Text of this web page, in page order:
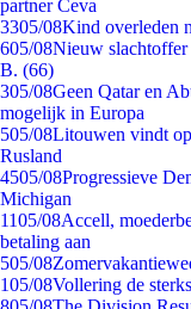
partner Ceva
3305/08Kind overleden
605/08Nieuw slachtoffer
B. (66)
305/08Geen Qatar en
mogelijk in Europa
505/08Litouwen vindt
Rusland
4505/08Progressieve
Michigan
1105/08Accell,
betaling aan
505/08
105/08Vollering de